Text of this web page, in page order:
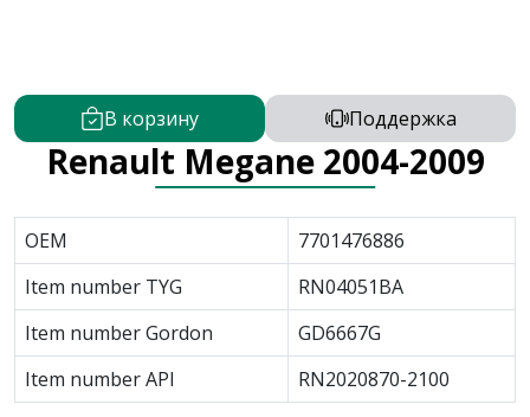
В корзину Поддержка
Renault Megane 2004-2009
OEM
7701476886
Item number TYG
RN04051BA
Item number Gordon
GD6667G
Item number API
RN2020870-2100